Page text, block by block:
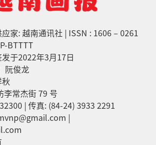
家: 越南通讯社 | ISSN : 1606 – 0261
BTTTT
于2022年3月17日
阮俊龙
李常杰街 79 号
| 传真: (84-24) 3933 2291
|